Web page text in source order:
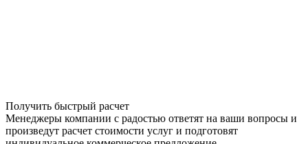
Получить быстрый расчет
Менеджеры компании с радостью ответят на ваши вопросы и
произведут расчет стоимости услуг и подготовят